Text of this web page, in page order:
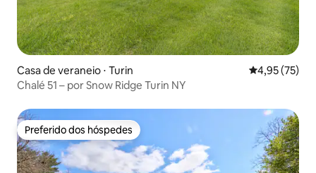
Casa de veraneio ⋅ Turin 4,95 de uma
4,95 (75)
Chalé 51 – por Snow Ridge Turin NY
Preferido dos hóspedes
Preferido dos hóspedes